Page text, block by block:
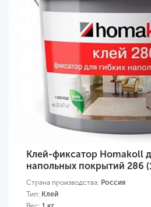
Клей-фиксатор Homakoll
напольных покрытий 286
Страна производства: Россия
Тип: Клей